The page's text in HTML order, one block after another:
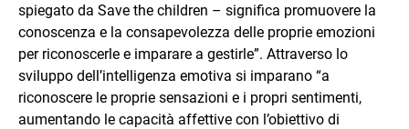
spiegato da Save the children – significa promuovere la
conoscenza e la consapevolezza delle proprie emozioni
per riconoscerle e imparare a gestirle”. Attraverso lo
sviluppo dell’intelligenza emotiva si imparano “a
riconoscere le proprie sensazioni e i propri sentimenti,
aumentando le capacità affettive con l’obiettivo di